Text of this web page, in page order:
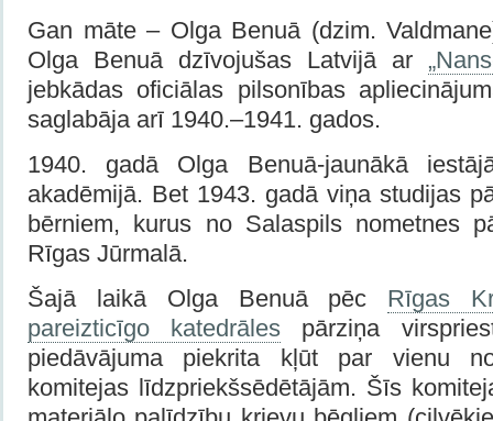
Gan māte – Olga Benuā (dzim.
Olga Benuā dzīvojušas Latvijā ar
jebkādas oficiālas pilsonības
saglabāja arī 1940.–1941. gados.
1940. gadā Olga Benuā-jaunākā
akadēmijā. Bet 1943. gadā viņa studijas
bērniem, kurus no Salaspils nometnes
Rīgas Jūrmalā.
Šajā laikā Olga Benuā pēc Rīgas
pareizticīgo katedrāles pārziņa
piedāvājuma piekrita kļūt par vienu
komitejas līdzpriekšsēdētājām. Šīs